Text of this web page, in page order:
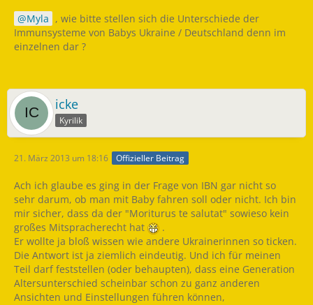
Myla , wie bitte stellen sich die Unterschiede der
Immunsysteme von Babys Ukraine / Deutschland denn im
einzelnen dar ?
icke
Kyrilik
21. März 2013 um 18:16 Offizieller Beitrag
Ach ich glaube es ging in der Frage von IBN gar nicht so
sehr darum, ob man mit Baby fahren soll oder nicht. Ich bin
mir sicher, dass da der "Moriturus te salutat" sowieso kein
großes Mitspracherecht hat
.
Er wollte ja bloß wissen wie andere Ukrainerinnen so ticken.
Die Antwort ist ja ziemlich eindeutig. Und ich für meinen
Teil darf feststellen (oder behaupten), dass eine Generation
Altersunterschied scheinbar schon zu ganz anderen
Ansichten und Einstellungen führen können,